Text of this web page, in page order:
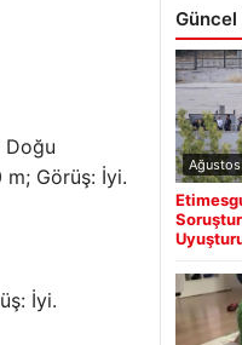
Doğu
Görüş: İyi.
İyi.
Güncel